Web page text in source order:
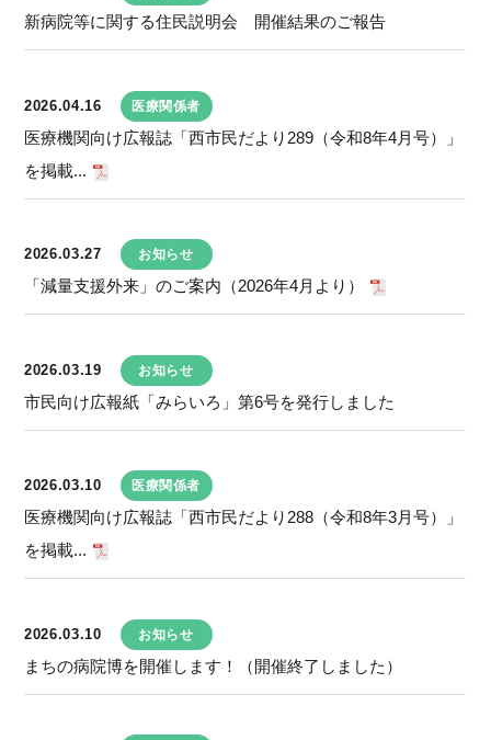
新病院等に関する住民説明会 開催結果のご報告
2026.04.16 医療関係者
医療機関向け広報誌「西市民だより289（令和8年4月号）」
を掲載...
2026.03.27 お知らせ
「減量支援外来」のご案内（2026年4月より）
2026.03.19 お知らせ
市民向け広報紙「みらいろ」第6号を発行しました
2026.03.10 医療関係者
医療機関向け広報誌「西市民だより288（令和8年3月号）」
を掲載...
2026.03.10 お知らせ
まちの病院博を開催します！（開催終了しました）